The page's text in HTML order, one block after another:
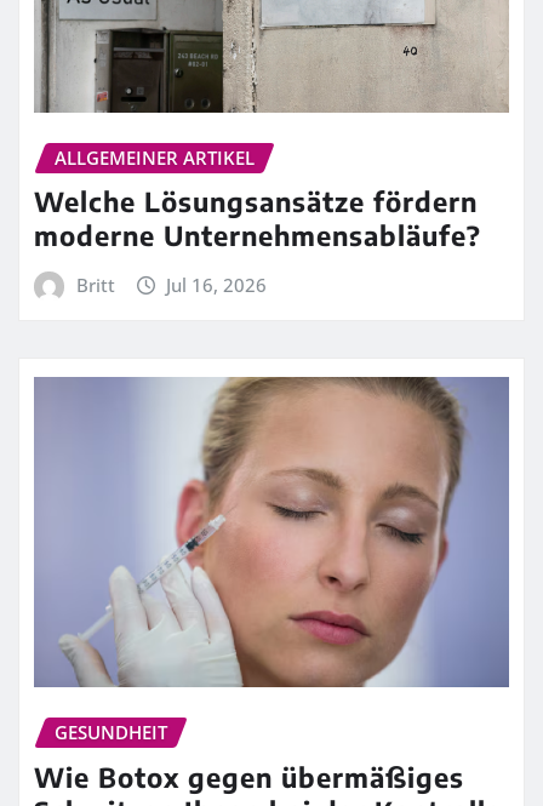
ALLGEMEINER ARTIKEL
Welche Lösungsansätze fördern
moderne Unternehmensabläufe?
Britt Jul 16, 2026
GESUNDHEIT
Wie Botox gegen übermäßiges